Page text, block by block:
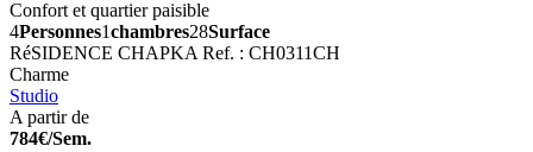
Confort et quartier paisible
4Personnes1chambres28Surface
RéSIDENCE CHAPKA Ref. : CH0311CH
Charme
Studio
A partir de
784€/Sem.